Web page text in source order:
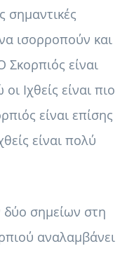
σημαντικές
ισορροπούν και
είναι
Ιχθείς είναι πιο
είναι επίσης
είναι πολύ
σημείων στη
αναλαμβάνει